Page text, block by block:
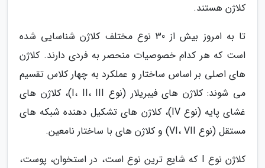
کلاژن هستند.
تا به امروز بیش از 30 نوع مختلف کلاژن شناسایی شده
است که هر کدام خصوصیات منحصر به فردی دارند. کلاژن
های اصلی بر اساس ساختار و عملکرد به چهار کلاس تقسیم
می شوند: کلاژن های فیبریلار (نوع I، II، III)، کلاژن های
غشای پایه (نوع IV)، کلاژن های تشکیل دهنده شبکه های
مستقل (نوع VI، VII) و کلاژن های با ساختار نامعین.
کلاژن نوع I که شایع ترین نوع است، در استخوان، پوست،